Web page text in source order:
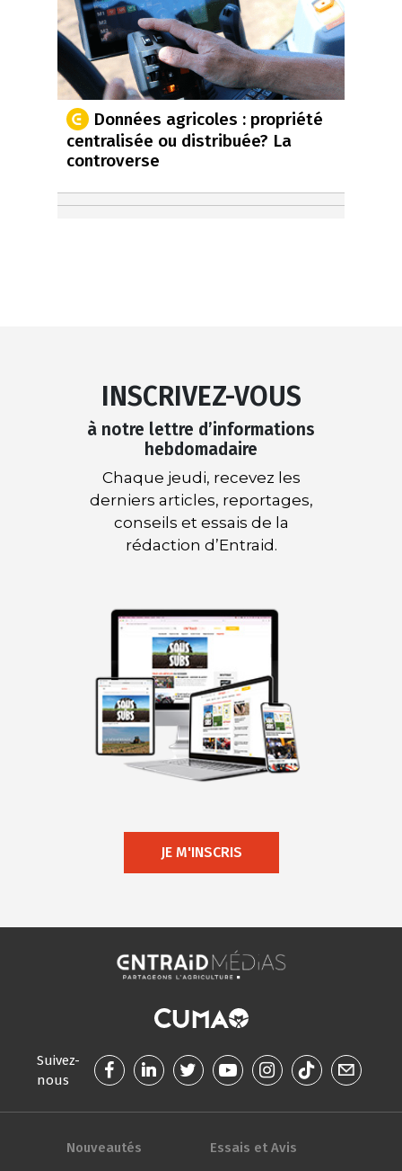
Données agricoles : propriété
centralisée ou distribuée? La
controverse
INSCRIVEZ-VOUS
à notre lettre d’informations
hebdomadaire
Chaque jeudi, recevez les
derniers articles, reportages,
conseils et essais de la
rédaction d’Entraid.
JE M'INSCRIS
Suivez-
nous
Nouveautés Essais et Avis